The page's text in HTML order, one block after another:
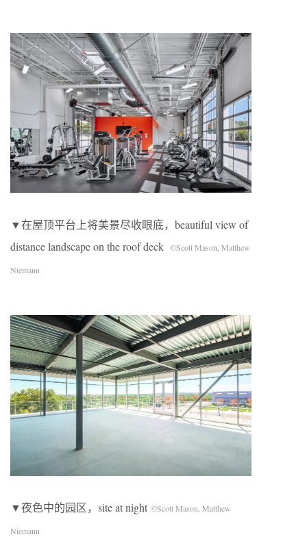
▼在屋顶平台上将美景尽收眼底，beautiful view of
distance landscape on the roof deck ©Scott Mason, Matthew
Niemann
▼夜色中的园区，site at night ©Scott Mason, Matthew
Niemann